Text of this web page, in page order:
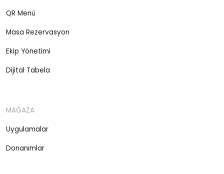
QR Menü
Masa Rezervasyon
Ekip Yönetimi
Dijital Tabela
MAĞAZA
Uygulamalar
Donanımlar